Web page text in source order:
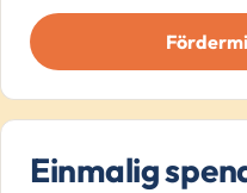
Einmalig